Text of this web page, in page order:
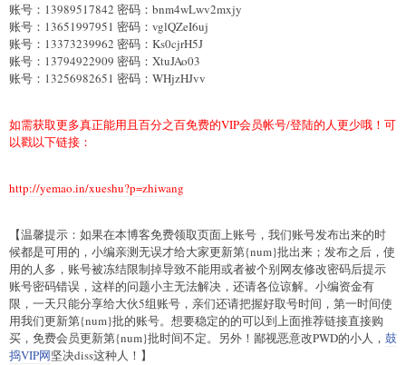
账号：13989517842 密码：bnm4wLwv2mxjy
账号：13651997951 密码：vglQZeI6uj
账号：13373239962 密码：Ks0cjrH5J
账号：13794922909 密码：XtuJAo03
账号：13256982651 密码：WHjzHJvv
如需获取更多真正能用且百分之百免费的VIP会员帐号/登陆的人更少哦！可
以戳以下链接：
http://yemao.in/xueshu?p=zhiwang
【温馨提示：如果在本博客免费领取页面上账号，我们账号发布出来的时
候都是可用的，小编亲测无误才给大家更新第{num}批出来；发布之后，使
用的人多，账号被冻结限制掉导致不能用或者被个别网友修改密码后提示
账号密码错误，这样的问题小主无法解决，还请各位谅解。小编资金有
限，一天只能分享给大伙5组账号，亲们还请把握好取号时间，第一时间使
用我们更新第{num}批的账号。想要稳定的的可以到上面推荐链接直接购
买，免费会员更新第{num}批时间不定。另外！鄙视恶意改PWD的小人， 鼓
捣VIP网坚决diss这种人！】